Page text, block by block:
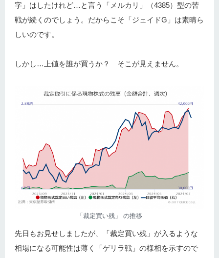
字」はしたけれど…と言う「メルカリ」（4385）型の苦
戦が続くのでしょう。だからこそ「ジェイドG」は素晴ら
しいのです。
しかし…上値を誰が買うか？ そこが見えません。
「裁定買い残」 の推移
先日もお見せしましたが、「裁定買い残」が入るような
相場になる可能性は薄く「ゲリラ戦」の様相を示すので